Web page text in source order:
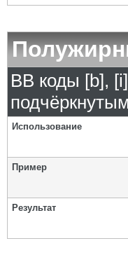
BB коды [b],
Использование
Пример
Результат